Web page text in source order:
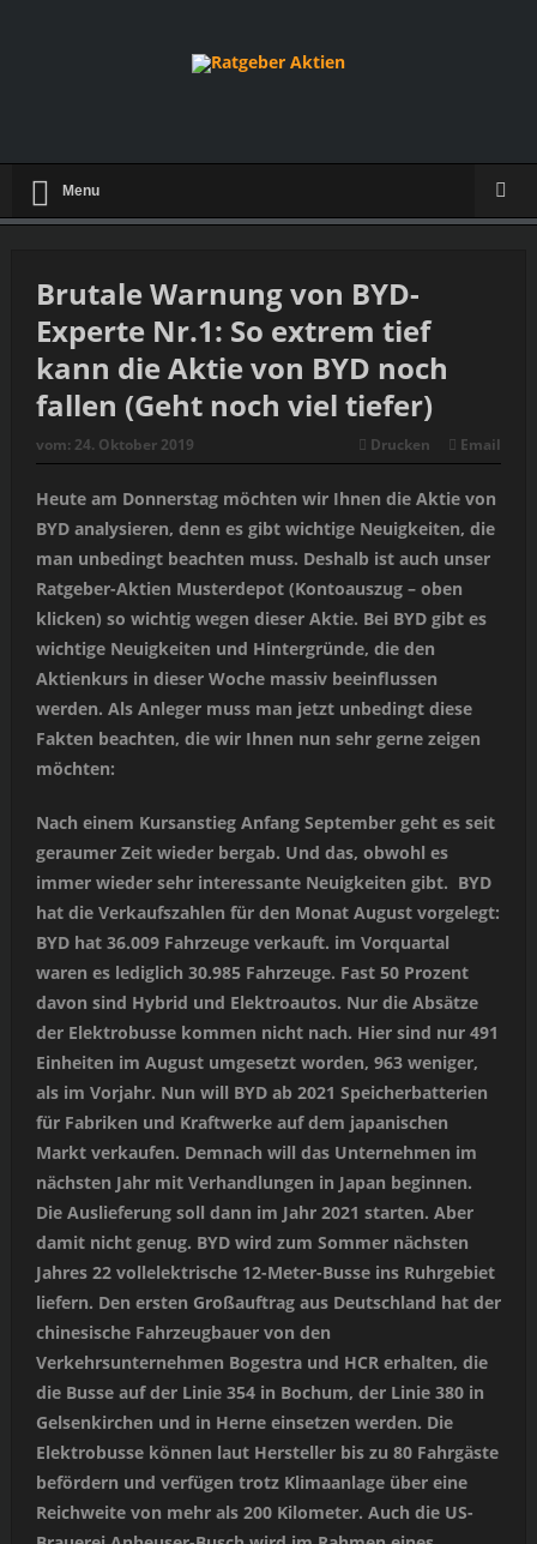
Menu
Brutale Warnung von BYD-
Experte Nr.1: So extrem tief
kann die Aktie von BYD noch
fallen (Geht noch viel tiefer)
vom: 24. Oktober 2019 Drucken Email
Heute am Donnerstag möchten wir Ihnen die Aktie von
BYD analysieren, denn es gibt wichtige Neuigkeiten, die
man unbedingt beachten muss. Deshalb ist auch unser
Ratgeber-Aktien Musterdepot (Kontoauszug – oben
klicken) so wichtig wegen dieser Aktie. Bei BYD gibt es
wichtige Neuigkeiten und Hintergründe, die den
Aktienkurs in dieser Woche massiv beeinflussen
werden. Als Anleger muss man jetzt unbedingt diese
Fakten beachten, die wir Ihnen nun sehr gerne zeigen
möchten:
Nach einem Kursanstieg Anfang September geht es seit
geraumer Zeit wieder bergab. Und das, obwohl es
immer wieder sehr interessante Neuigkeiten gibt. BYD
hat die Verkaufszahlen für den Monat August vorgelegt:
BYD hat 36.009 Fahrzeuge verkauft. im Vorquartal
waren es lediglich 30.985 Fahrzeuge. Fast 50 Prozent
davon sind Hybrid und Elektroautos. Nur die Absätze
der Elektrobusse kommen nicht nach. Hier sind nur 491
Einheiten im August umgesetzt worden, 963 weniger,
als im Vorjahr. Nun will BYD ab 2021 Speicherbatterien
für Fabriken und Kraftwerke auf dem japanischen
Markt verkaufen. Demnach will das Unternehmen im
nächsten Jahr mit Verhandlungen in Japan beginnen.
Die Auslieferung soll dann im Jahr 2021 starten. Aber
damit nicht genug. BYD wird zum Sommer nächsten
Jahres 22 vollelektrische 12-Meter-Busse ins Ruhrgebiet
liefern. Den ersten Großauftrag aus Deutschland hat der
chinesische Fahrzeugbauer von den
Verkehrsunternehmen Bogestra und HCR erhalten, die
die Busse auf der Linie 354 in Bochum, der Linie 380 in
Gelsenkirchen und in Herne einsetzen werden. Die
Elektrobusse können laut Hersteller bis zu 80 Fahrgäste
befördern und verfügen trotz Klimaanlage über eine
Reichweite von mehr als 200 Kilometer. Auch die US-